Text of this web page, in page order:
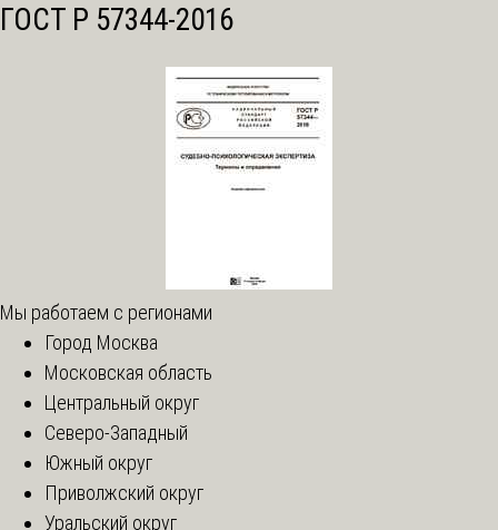
ГОСТ Р 57344-2016
Мы работаем с регионами
Город Москва
Московская область
Центральный округ
Северо-Западный
Южный округ
Приволжский округ
Уральский округ